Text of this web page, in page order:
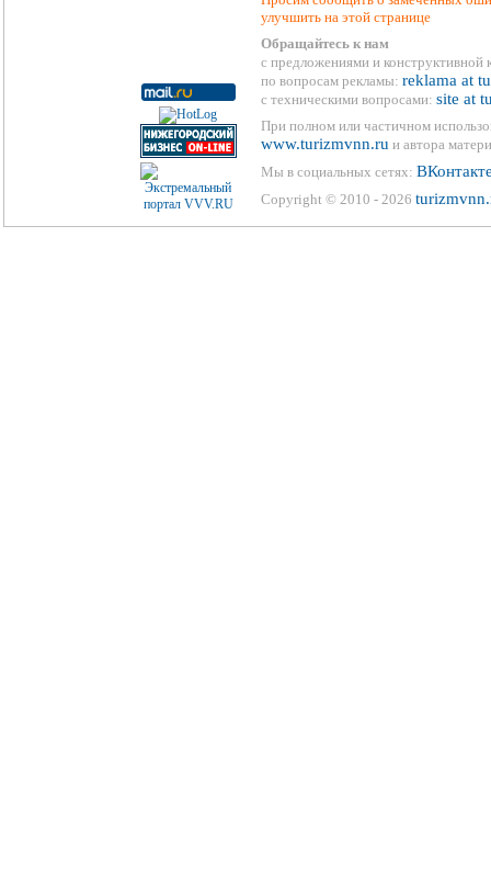
улучшить на этой странице
Обращайтесь к нам
с предложениями и конструктивной
по вопросам рекламы: reklama at
с техническими вопросами: site at
При полном или частичном
www.turizmvnn.ru и автора
Мы в социальных сетях:
Copyright © 2010 - 2026